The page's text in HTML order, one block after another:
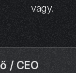
vagy.
/ CEO